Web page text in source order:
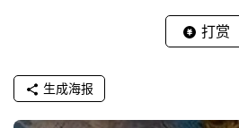
打赏
生成海报